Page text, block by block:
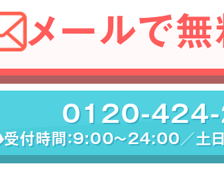
メールで
0120-
受付時間：9:00〜24:00／土日